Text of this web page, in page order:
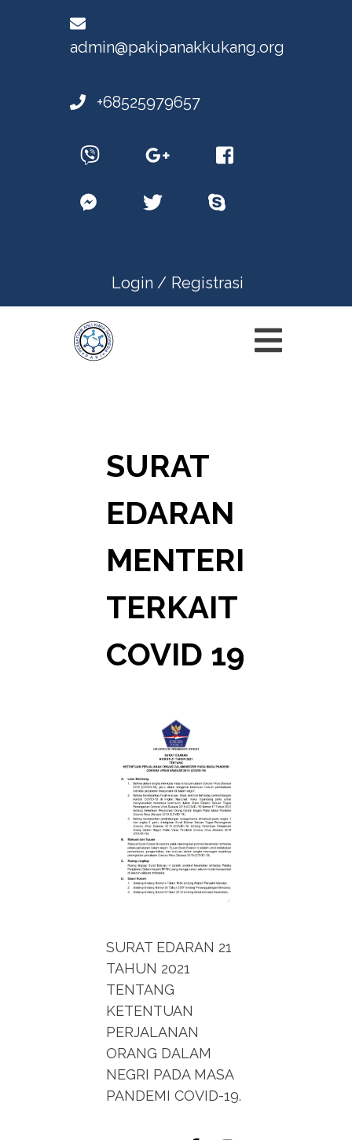
admin@pakipanakkukang.org
+68525979657
Login / Registrasi
SURAT
EDARAN
MENTERI
TERKAIT
COVID 19
SURAT EDARAN 21
TAHUN 2021
TENTANG
KETENTUAN
PERJALANAN
ORANG DALAM
NEGRI PADA MASA
PANDEMI COVID-19.